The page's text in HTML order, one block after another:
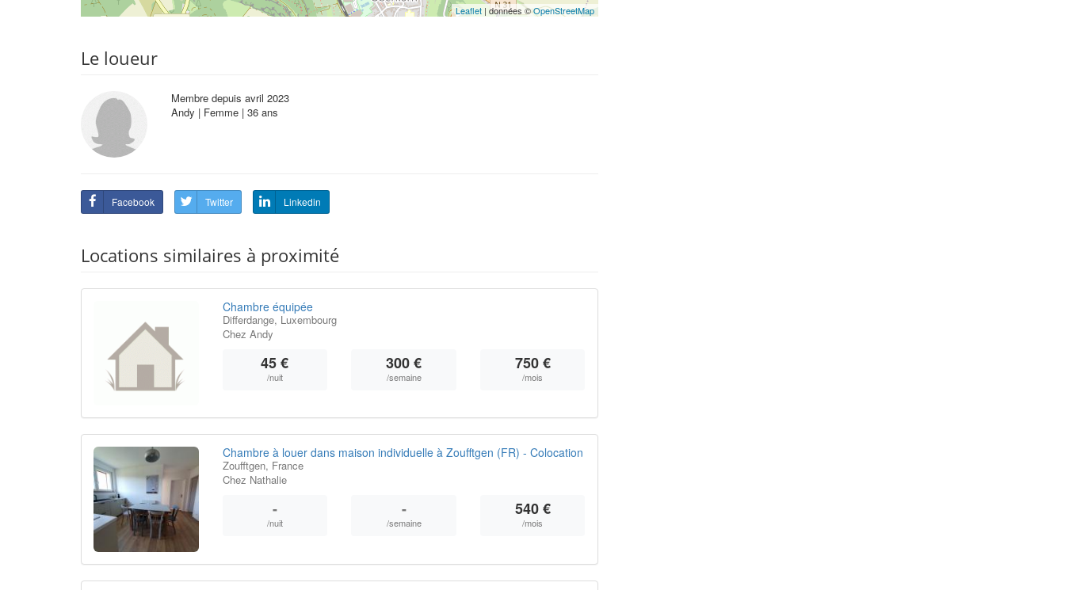
Leaflet| données ©OpenStreetMap
Le loueur
Membre depuis avril 2023
Andy | Femme | 36 ans
Facebook Twitter Linkedin
Locations similaires à proximité
Chambre équipée
Differdange, Luxembourg
Chez Andy
45 €
/nuit
300 €
/semaine
750 €
/mois
Chambre à louer dans maison individuelle à Zoufftgen (FR) - Colocation
Zoufftgen, France
Chez Nathalie
-
/nuit
-
/semaine
540 €
/mois